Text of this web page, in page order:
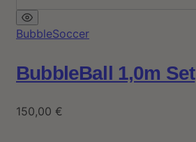
BubbleSoccer
BubbleBall 1,0m Set
150,00 €